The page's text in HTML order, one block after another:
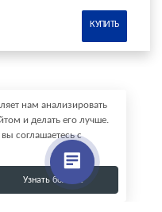
КУПИТЬ
нам анализировать
и делать его лучше.
соглашаетесь с
Узнать больше